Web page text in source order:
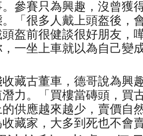
參賽只為興趣，沒曾獲
「很多人戴上頭盔後，
盔前很健談很好朋友，
一坐上車就以為自己變
藏古董車，德哥說為興
力。「買樓當磚頭，買
供應越來越少，賣價自
藏家，大多到死也不會